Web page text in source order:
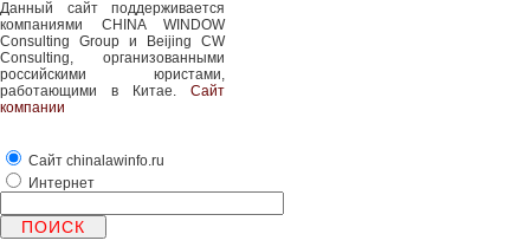
Данный сайт поддерживается
компаниями CHINA WINDOW
Consulting Group и Beijing CW
Consulting, организованными
российскими юристами,
работающими в Китае. Сайт
компании
Сайт chinalawinfo.ru
Интернет